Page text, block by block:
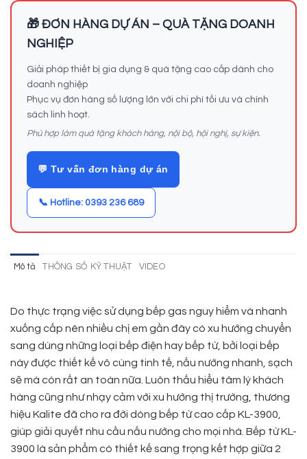
🎁 ĐƠN HÀNG DỰ ÁN – QUÀ TẶNG DOANH
NGHIỆP
Giải pháp thiết bị gia dụng & quà tặng cao cấp dành cho
doanh nghiệp
Phục vụ đơn hàng số lượng lớn với chi phí tối ưu và chính
sách linh hoạt.
Phù hợp làm quà tặng khách hàng, nội bộ, hội nghị, sự kiện.
💬 Tư vấn đơn hàng dự án
📞 Hotline: 0393 236 689
Mô tả THÔNG SỐ KỸ THUẬT VIDEO
Do thực trạng việc sử dụng bếp gas nguy hiểm và nhanh
xuống cấp nên nhiều chị em gần đây có xu hướng chuyển
sang dùng những loại bếp điện hay bếp từ, bởi loại bếp
này được thiết kế vô cùng tinh tế, nấu nướng nhanh, sạch
sẽ mà còn rất an toàn nữa. Luôn thấu hiểu tâm lý khách
hàng cũng như nhạy cảm với xu hướng thị trường, thương
hiệu Kalite đã cho ra đời dòng bếp từ cao cấp KL-3900,
giúp giải quyết nhu cầu nấu nướng cho mọi nhà. Bếp từ KL-
3900 là sản phẩm có thiết kế sang trọng kết hợp giữa 2